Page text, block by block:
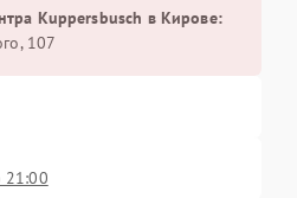
Kuppersbusch в Кирове:
107
21:00